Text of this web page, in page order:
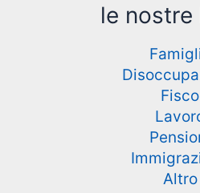
le nostre
Fisco
Altro